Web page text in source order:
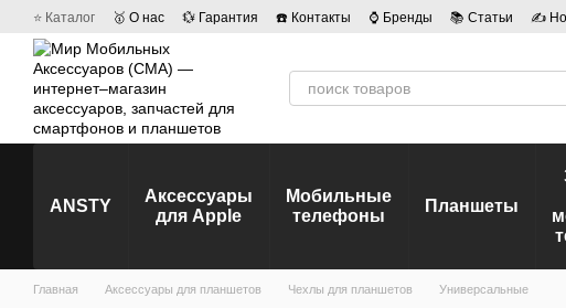
Перейти к основному контенту
⭐ Каталог 🥇 О нас 💱 Гарантия ☎️ Контакты ⌚ Бренды 📚 Статьи ✍
ANSTY
Аксессуары
для Apple
Мобильные
телефоны
Планшеты
Главная Аксессуары для планшетов Чехлы для планшетов Универсальные